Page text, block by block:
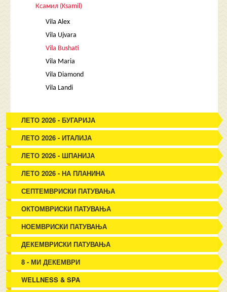
Ксамил (Ksamil)
Vila Alex
Vila Ujvara
Vila Bushati
Vila Maria
Vila Diamond
Vila Landi
ЛЕТО 2026 - БУГАРИЈА
ЛЕТО 2026 - ИТАЛИЈА
ЛЕТО 2026 - ШПАНИЈА
ЛЕТО 2026 - НА ПЛАНИНА
СЕПТЕМВРИСКИ ПАТУВАЊА
ОКТОМВРИСКИ ПАТУВАЊА
НОЕМВРИСКИ ПАТУВАЊА
ДЕКЕМВРИСКИ ПАТУВАЊА
8 - МИ ДЕКЕМВРИ
WELLNESS & SPA